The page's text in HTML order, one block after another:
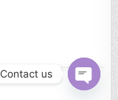
Contact us
OPEN